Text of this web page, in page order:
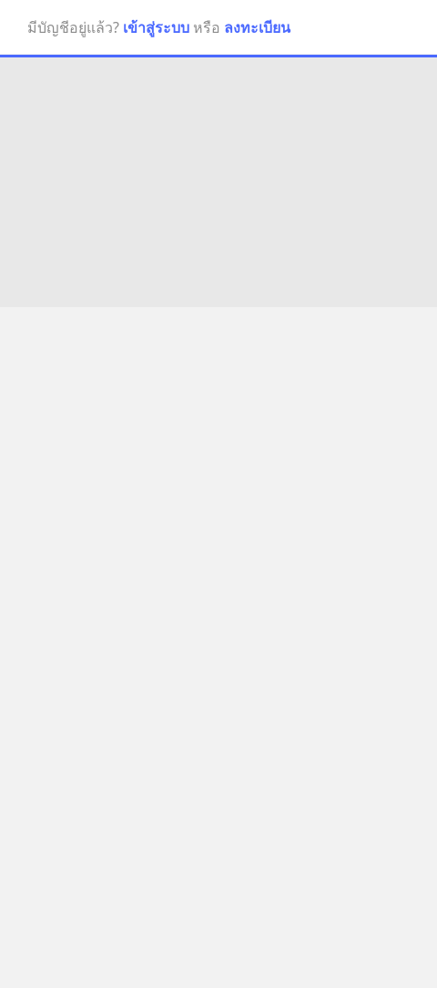
มีบัญชีอยู่แล้ว? เข้าสู่ระบบ หรือ ลงทะเบียน